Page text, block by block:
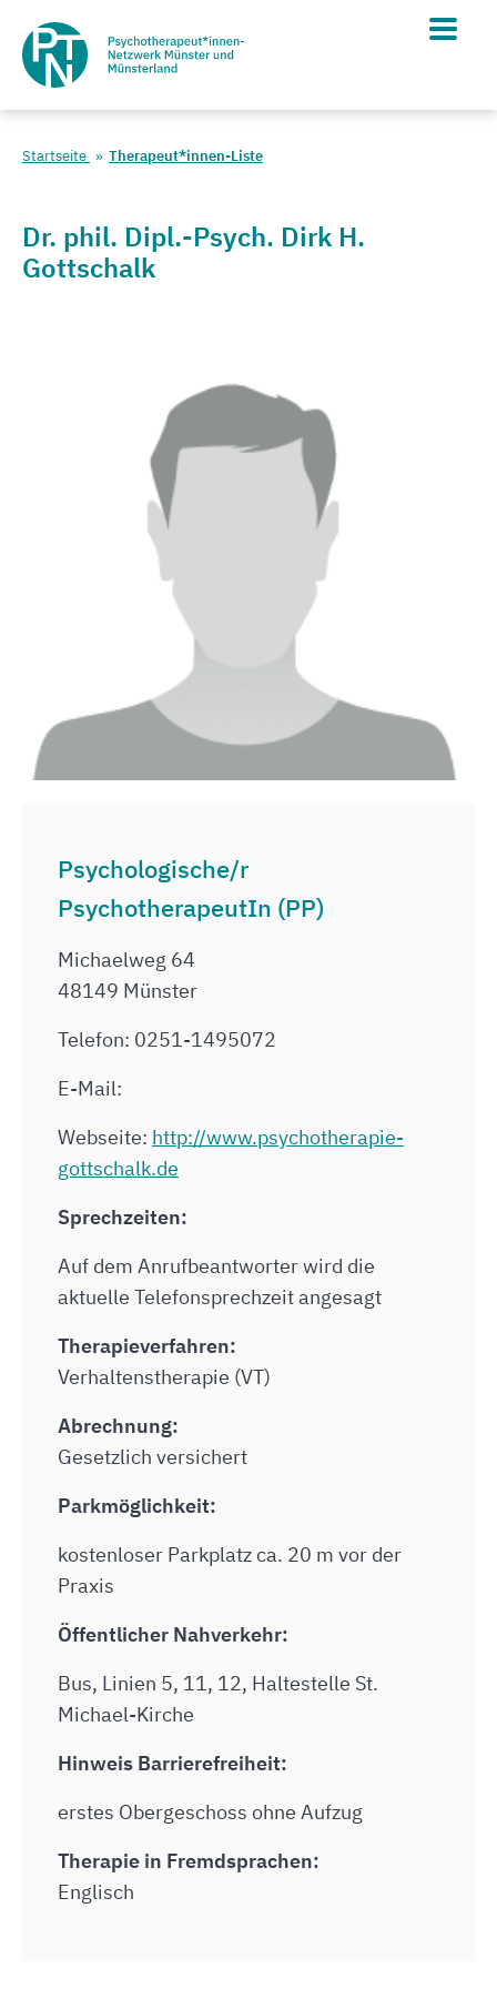
Startseite Therapeut*innen-Liste
Dr. phil. Dipl.-Psych. Dirk H.
Gottschalk
Psychologische/r
PsychotherapeutIn (PP)
Michaelweg 64
48149 Münster
Telefon: 0251-1495072
E-Mail:
Webseite: http://www.psychotherapie-
gottschalk.de
Sprechzeiten:
Auf dem Anrufbeantworter wird die
aktuelle Telefonsprechzeit angesagt
Therapieverfahren:
Verhaltenstherapie (VT)
Abrechnung:
Gesetzlich versichert
Parkmöglichkeit:
kostenloser Parkplatz ca. 20 m vor der
Praxis
Öffentlicher Nahverkehr:
Bus, Linien 5, 11, 12, Haltestelle St.
Michael-Kirche
Hinweis Barrierefreiheit:
erstes Obergeschoss ohne Aufzug
Therapie in Fremdsprachen:
Englisch